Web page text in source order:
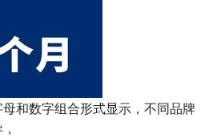
和数字组合形式显示，不同品牌